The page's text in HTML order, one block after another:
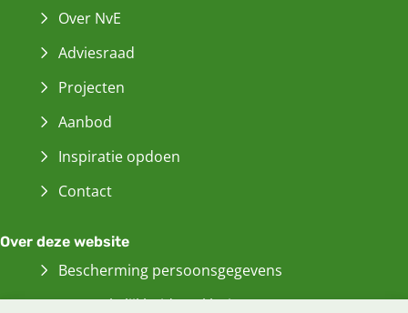
Over NvE
Adviesraad
Projecten
Aanbod
Inspiratie opdoen
Contact
Over deze website
Bescherming persoonsgegevens
Toegankelijkheidsverklaring